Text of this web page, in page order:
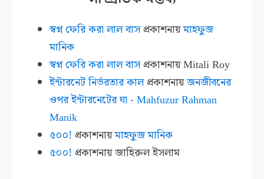
স্বপ্ন ফেরি করা লাল বাসপ্রকাশনায়মাহফুজ
মানিক
স্বপ্ন ফেরি করা লাল বাসপ্রকাশনায়Mitali Roy
ইন্টারনেট নির্ভরতার কালপ্রকাশনায়জনজীবনের
ওপর ইন্টারনেটের ঘা - Mahfuzur Rahman
Manik
৫০০! প্রকাশনায়মাহফুজ মানিক
৫০০! প্রকাশনায়জাহিরুল ইসলাম